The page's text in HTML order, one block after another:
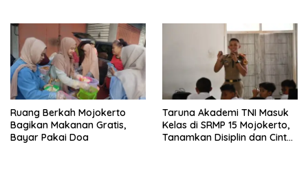
Ruang Berkah Mojokerto
Bagikan Makanan Gratis,
Bayar Pakai Doa
Taruna Akademi TNI Masuk
Kelas di SRMP 15 Mojokerto,
Tanamkan Disiplin dan Cinta